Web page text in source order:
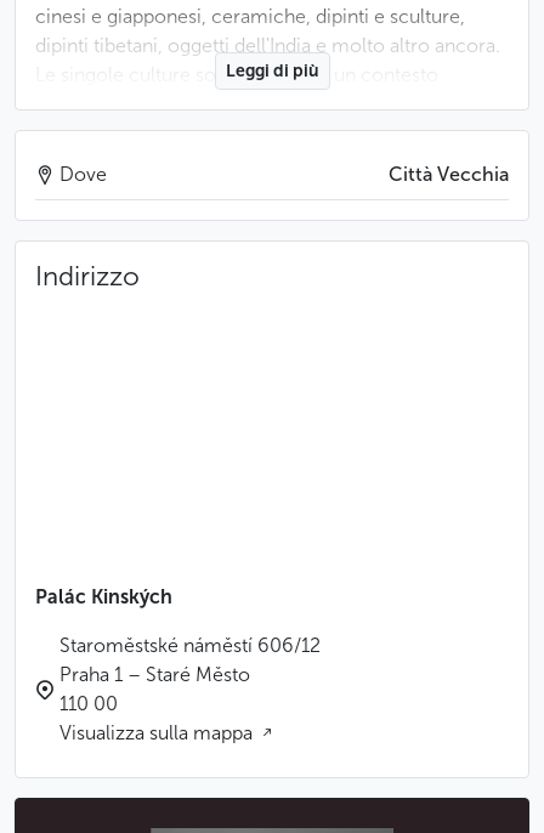
cinesi e giapponesi, ceramiche, dipinti e sculture,
dipinti tibetani, oggetti dell'India e molto altro ancora.
Le singole culture sono inserite in un contesto
elegante e a un livello di percezione adatto all'ambito
europeo.
Il palazzo ospita anche il Direttorato Generale della
Galleria Nazionale.
Leggi di più
Dove Città Vecchia
Indirizzo
Palác Kinských
Staroměstské náměstí 606/12
Praha 1 – Staré Město
110 00
Visualizza sulla mappa